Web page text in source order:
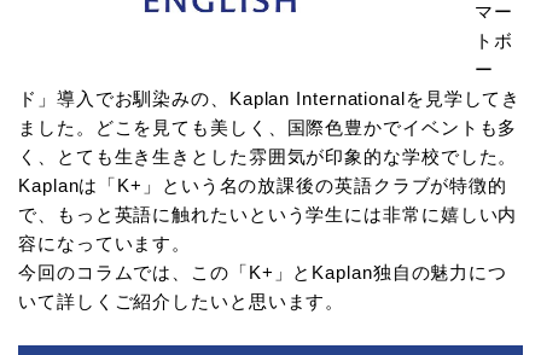
マー
トボ
ー
ド」導入でお馴染みの、Kaplan Internationalを見学してき
ました。どこを見ても美しく、国際色豊かでイベントも多
く、とても生き生きとした雰囲気が印象的な学校でした。
Kaplanは「K+」という名の放課後の英語クラブが特徴的
で、もっと英語に触れたいという学生には非常に嬉しい内
容になっています。
今回のコラムでは、この「K+」とKaplan独自の魅力につ
いて詳しくご紹介したいと思います。